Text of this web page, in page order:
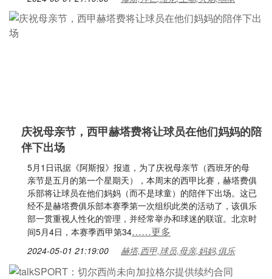
庆祝母亲节，西甲赫塔费将让球员在他们妈妈的陪
伴下出场
5月1日讯据《阿斯报》报道，为了庆祝母亲节（西班牙的母
亲节是五月的第一个星期天），本周末的西甲比赛，赫塔费俱
乐部将让球员在他们妈妈（而不是球童）的陪伴下出场。这已
经不是赫塔费俱乐部本赛季第一次组织此类的活动了，该俱乐
部一贯重视人性化的管理，并经常举办和球迷的联谊。北京时
间5月4日，本赛季西甲第34……更多
2024-05-01 21:19:00 赫塔,西甲,球员,母亲,妈妈,俱乐